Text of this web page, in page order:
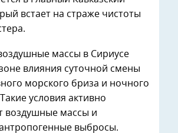
встает на страже чистоты
массы в Сириусе
влияния суточной смены
морского бриза и ночного
условия активно
воздушные массы и
выбросы.